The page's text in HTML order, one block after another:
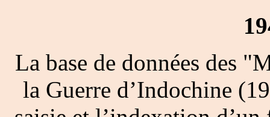
La base de données des
la Guerre d’Indochine